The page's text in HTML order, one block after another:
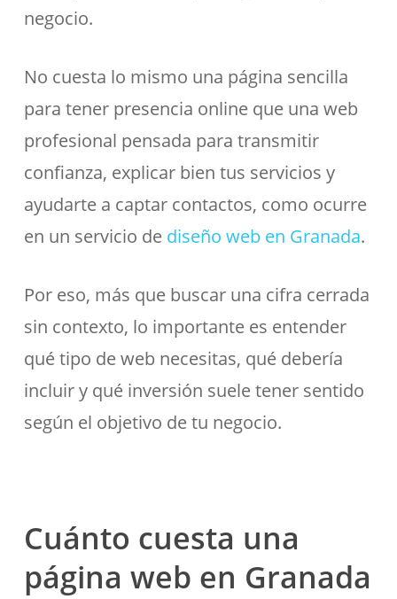
negocio.
No cuesta lo mismo una página sencilla
para tener presencia online que una web
profesional pensada para transmitir
confianza, explicar bien tus servicios y
ayudarte a captar contactos, como ocurre
en un servicio de diseño web en Granada.
Por eso, más que buscar una cifra cerrada
sin contexto, lo importante es entender
qué tipo de web necesitas, qué debería
incluir y qué inversión suele tener sentido
según el objetivo de tu negocio.
Cuánto cuesta una
página web en Granada